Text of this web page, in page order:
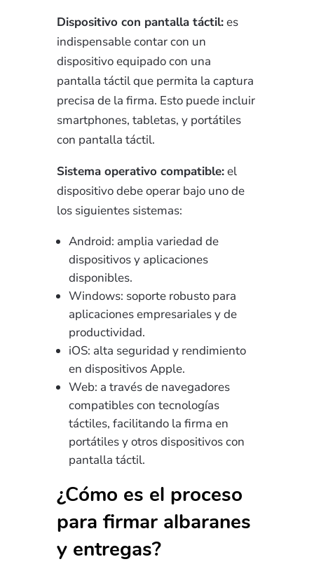
Dispositivo con pantalla táctil:es
indispensable contar con un
dispositivo equipado con una
pantalla táctil que permita la captura
precisa de la firma. Esto puede incluir
smartphones, tabletas, y portátiles
con pantalla táctil.
Sistema operativo compatible:el
dispositivo debe operar bajo uno de
los siguientes sistemas:
Android: amplia variedad de
dispositivos y aplicaciones
disponibles.
Windows: soporte robusto para
aplicaciones empresariales y de
productividad.
iOS: alta seguridad y rendimiento
en dispositivos Apple.
Web: a través de navegadores
compatibles con tecnologías
táctiles, facilitando la firma en
portátiles y otros dispositivos con
pantalla táctil.
¿Cómo es el proceso
para firmar albaranes
y entregas?